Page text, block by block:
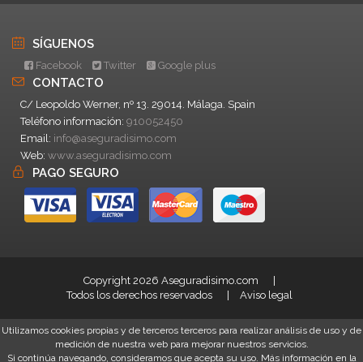
SÍGUENOS
Facebook Twitter Google plus
CONTACTO
C/ Leopoldo Werner, nº 13. 29014. Málaga. Spain
Teléfono información: 910052450
Email: info@aseguradisimo.com
Web: www.aseguradisimo.com
PAGO SEGURO
Copyright 2026 Aseguradisimo.com
Todos los derechos reservados
Aviso legal
Utilizamos cookies propias y de terceros terceros para realizar análisis de uso y de
medición de nuestra web para mejorar nuestros servicios.
Si continúa navegando, consideramos que acepta su uso. Más información en la